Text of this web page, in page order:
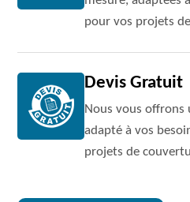
pour vos projets
Devis Gratuit
Nous vous offrons
adapté à vos
projets de